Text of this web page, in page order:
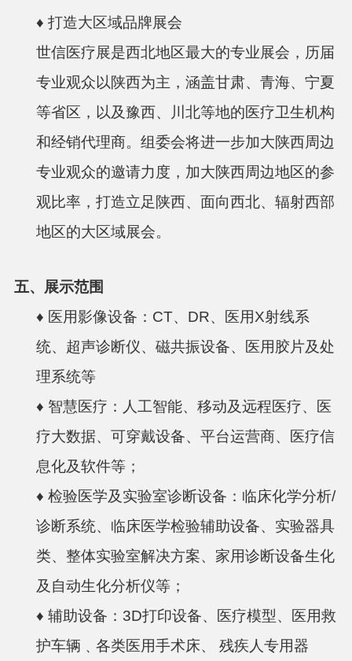
♦ 打造大区域品牌展会
世信医疗展是西北地区最大的专业展会，历届
专业观众以陕西为主，涵盖甘肃、青海、宁夏
等省区，以及豫西、川北等地的医疗卫生机构
和经销代理商。组委会将进一步加大陕西周边
专业观众的邀请力度，加大陕西周边地区的参
观比率，打造立足陕西、面向西北、辐射西部
地区的大区域展会。
五、展示范围
♦ 医用影像设备：CT、DR、医用X射线系
统、超声诊断仪、磁共振设备、医用胶片及处
理系统等
♦ 智慧医疗：人工智能、移动及远程医疗、医
疗大数据、可穿戴设备、平台运营商、医疗信
息化及软件等；
♦ 检验医学及实验室诊断设备：临床化学分析/
诊断系统、临床医学检验辅助设备、实验器具
类、整体实验室解决方案、家用诊断设备生化
及自动生化分析仪等；
♦ 辅助设备：3D打印设备、医疗模型、医用救
护车辆﹑各类医用手术床、 残疾人专用器